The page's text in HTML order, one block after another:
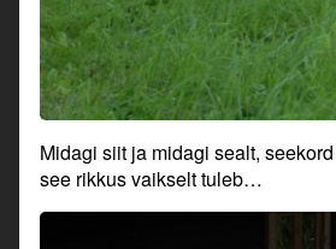
Midagi siit ja midagi sealt,
see rikkus vaikselt tuleb…